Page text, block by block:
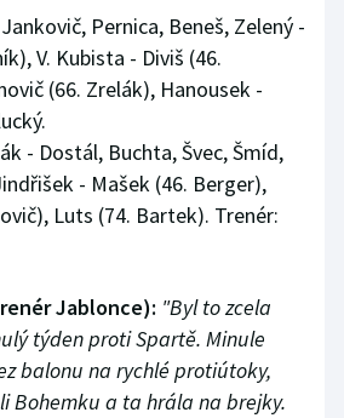
Pernica, Beneš, Zelený -
V. Kubista - Diviš (46.
(66. Zrelák), Hanousek -
- Dostál, Buchta, Švec, Šmíd,
- Mašek (46. Berger),
Luts (74. Bartek). Trenér:
Jablonce): "Byl to zcela
týden proti Spartě. Minule
balonu na rychlé protiútoky,
Bohemku a ta hrála na brejky.